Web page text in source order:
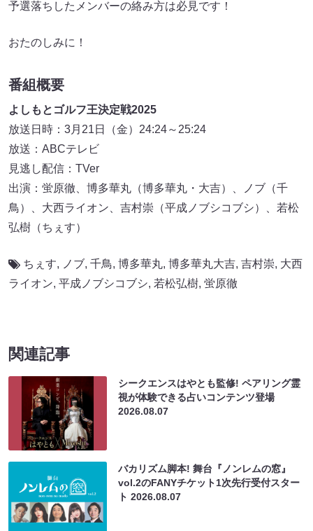
予選落ちしたメンバーの絡み方は必見です！
おたのしみに！
番組概要
よしもとゴルフ王決定戦2025
放送日時：3月21日（金）24:24～25:24
放送：ABCテレビ
見逃し配信：TVer
出演：蛍原徹、博多華丸（博多華丸・大吉）、ノブ（千
鳥）、大西ライオン、吉村崇（平成ノブシコブシ）、若松
弘樹（ちぇす）
ちぇす, ノブ, 千鳥, 博多華丸, 博多華丸大吉, 吉村崇, 大西
ライオン, 平成ノブシコブシ, 若松弘樹, 蛍原徹
関連記事
シークエンスはやとも監修! ペアリング霊
視が体験できる占いコンテンツ登場
2026.08.07
バカリズム脚本! 舞台『ノンレムの窓』
vol.2のFANYチケット1次先行受付スター
ト2026.08.07